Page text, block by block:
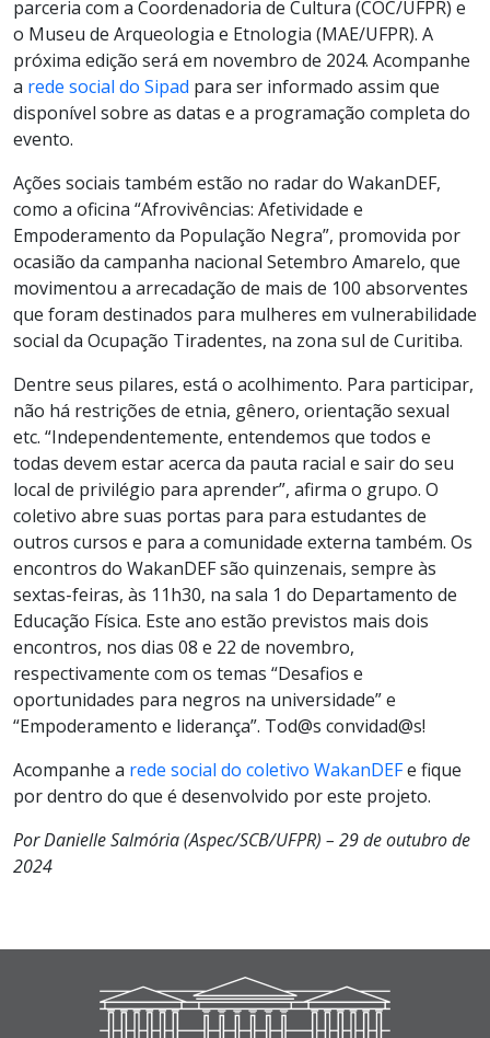
parceria com a Coordenadoria de Cultura (COC/UFPR) e
o Museu de Arqueologia e Etnologia (MAE/UFPR). A
próxima edição será em novembro de 2024. Acompanhe
a rede social do Sipad para ser informado assim que
disponível sobre as datas e a programação completa do
evento.
Ações sociais também estão no radar do WakanDEF,
como a oficina “Afrovivências: Afetividade e
Empoderamento da População Negra”, promovida por
ocasião da campanha nacional Setembro Amarelo, que
movimentou a arrecadação de mais de 100 absorventes
que foram destinados para mulheres em vulnerabilidade
social da Ocupação Tiradentes, na zona sul de Curitiba.
Dentre seus pilares, está o acolhimento. Para participar,
não há restrições de etnia, gênero, orientação sexual
etc. “Independentemente, entendemos que todos e
todas devem estar acerca da pauta racial e sair do seu
local de privilégio para aprender”, afirma o grupo. O
coletivo abre suas portas para para estudantes de
outros cursos e para a comunidade externa também. Os
encontros do WakanDEF são quinzenais, sempre às
sextas-feiras, às 11h30, na sala 1 do Departamento de
Educação Física. Este ano estão previstos mais dois
encontros, nos dias 08 e 22 de novembro,
respectivamente com os temas “Desafios e
oportunidades para negros na universidade” e
“Empoderamento e liderança”. Tod@s convidad@s!
Acompanhe a rede social do coletivo WakanDEFe fique
por dentro do que é desenvolvido por este projeto.
Por Danielle Salmória (Aspec/SCB/UFPR) – 29 de outubro de
2024